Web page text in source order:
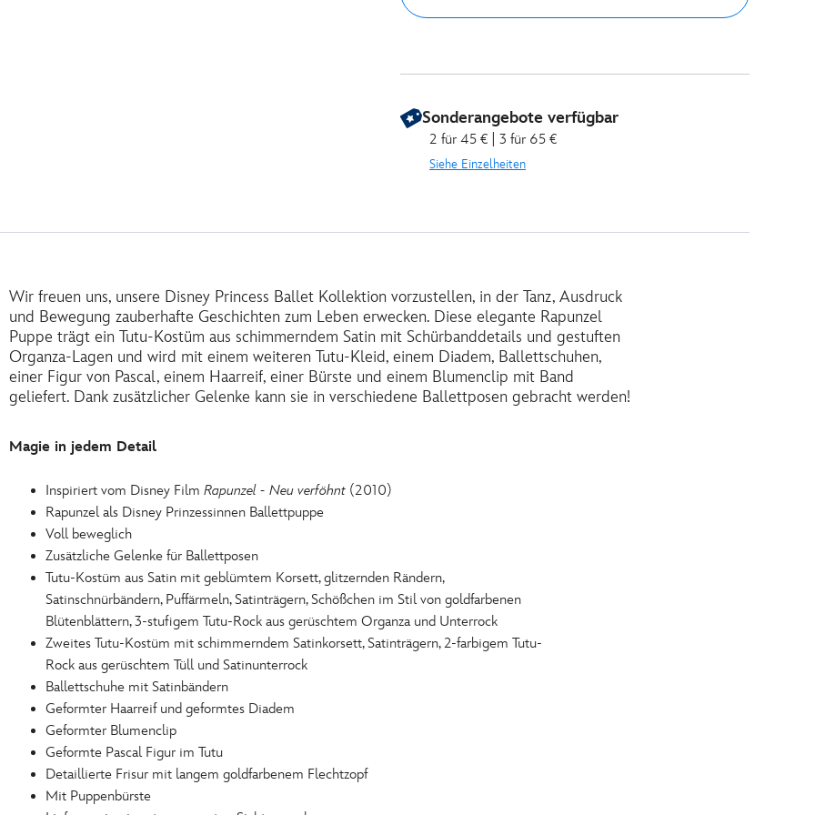
Sonderangebote verfügbar
2 für 45 € | 3 für 65 €
Siehe Einzelheiten
Wir freuen uns, unsere Disney Princess Ballet Kollektion vorzustellen, in der Tanz, Ausdruck
und Bewegung zauberhafte Geschichten zum Leben erwecken. Diese elegante Rapunzel
Puppe trägt ein Tutu-Kostüm aus schimmerndem Satin mit Schürbanddetails und gestuften
Organza-Lagen und wird mit einem weiteren Tutu-Kleid, einem Diadem, Ballettschuhen,
einer Figur von Pascal, einem Haarreif, einer Bürste und einem Blumenclip mit Band
geliefert. Dank zusätzlicher Gelenke kann sie in verschiedene Ballettposen gebracht werden!
Magie in jedem Detail
Inspiriert vom Disney Film Rapunzel - Neu verföhnt (2010)
Rapunzel als Disney Prinzessinnen Ballettpuppe
Voll beweglich
Zusätzliche Gelenke für Ballettposen
Tutu-Kostüm aus Satin mit geblümtem Korsett, glitzernden Rändern,
Satinschnürbändern, Puffärmeln, Satinträgern, Schößchen im Stil von goldfarbenen
Blütenblättern, 3-stufigem Tutu-Rock aus gerüschtem Organza und Unterrock
Zweites Tutu-Kostüm mit schimmerndem Satinkorsett, Satinträgern, 2-farbigem Tutu-
Rock aus gerüschtem Tüll und Satinunterrock
Ballettschuhe mit Satinbändern
Geformter Haarreif und geformtes Diadem
Geformter Blumenclip
Geformte Pascal Figur im Tutu
Detaillierte Frisur mit langem goldfarbenem Flechtzopf
Mit Puppenbürste